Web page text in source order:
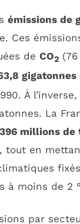
émissions de
Ces
de CO2
gigatonnes
À
La
396 millions de
tout en
fixés
à moins de 2
par